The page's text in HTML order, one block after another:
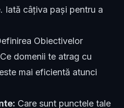
Iată câțiva pași pentru a
Obiectivelor
Ce domenii te atrag cu
mai eficientă atunci
Care sunt punctele tale